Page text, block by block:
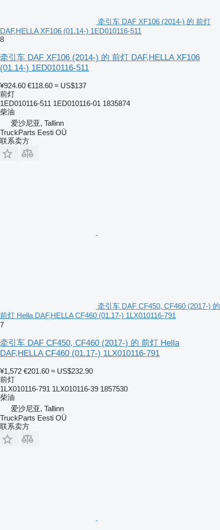
牵引车 DAF XF106 (2014-) 的 前灯
DAF,HELLA XF106 (01.14-) 1ED010116-511
8
牵引车 DAF XF106 (2014-) 的 前灯 DAF,HELLA XF106
(01.14-) 1ED010116-511
¥924.60 €118.60 ≈ US$137
前灯
1ED010116-511 1ED010116-01 1835874
柴油
爱沙尼亚, Tallinn
TruckParts Eesti OÜ
联系卖方
牵引车 DAF CF450, CF460 (2017-) 的
前灯 Hella DAF,HELLA CF460 (01.17-) 1LX010116-791
7
牵引车 DAF CF450, CF460 (2017-) 的 前灯 Hella
DAF,HELLA CF460 (01.17-) 1LX010116-791
¥1,572 €201.60 ≈ US$232.90
前灯
1LX010116-791 1LX010116-39 1857530
柴油
爱沙尼亚, Tallinn
TruckParts Eesti OÜ
联系卖方